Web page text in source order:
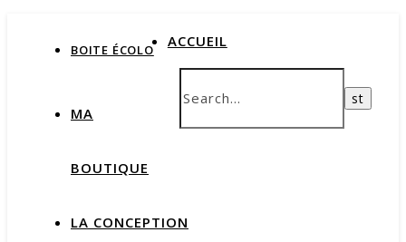
BOITE ÉCOLO ACCUEIL
MA
BOUTIQUE
LA CONCEPTION